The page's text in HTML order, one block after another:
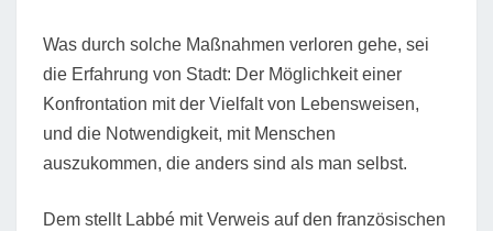
Was durch solche Maßnahmen verloren gehe, sei
die Erfahrung von Stadt: Der Möglichkeit einer
Konfrontation mit der Vielfalt von Lebensweisen,
und die Notwendigkeit, mit Menschen
auszukommen, die anders sind als man selbst.
Dem stellt Labbé mit Verweis auf den französischen